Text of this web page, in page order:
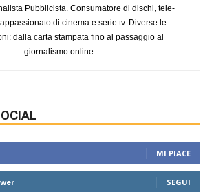
Pubblicista. Consumatore di dischi, tele-
di cinema e serie tv. Diverse le
dalla carta stampata fino al passaggio al
giornalismo online.
MI PIACE
SEGUI